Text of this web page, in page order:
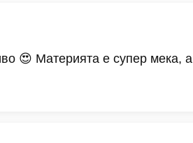
😍 Материята е супер мека, а